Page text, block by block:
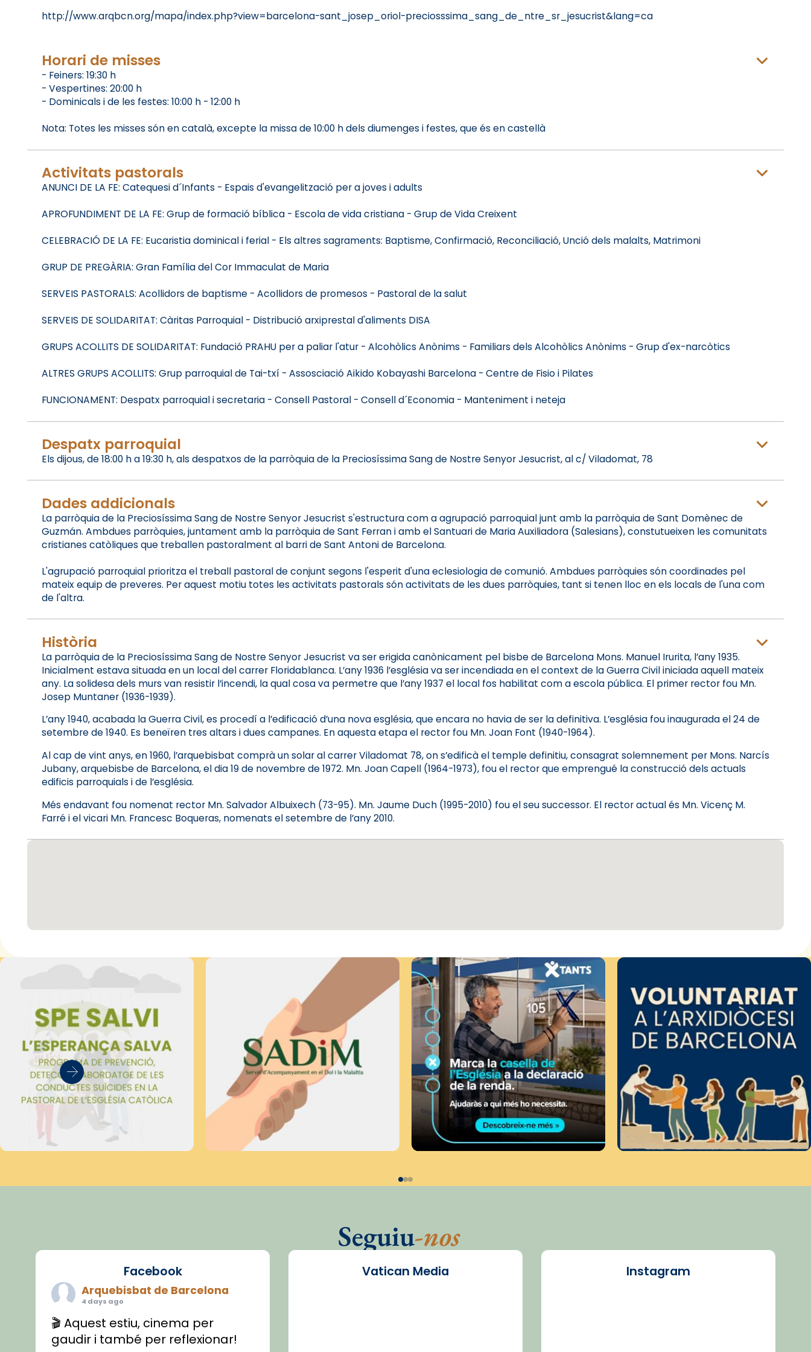
http://www.arqbcn.org/mapa/index.php?view=barcelona-sant_josep_oriol-preciosssima_sang_de_ntre_sr_jesucrist&lang=ca
Horari de misses
- Feiners: 19:30 h
- Vespertines: 20:00 h
- Dominicals i de les festes: 10:00 h - 12:00 h
Nota: Totes les misses són en català, excepte la missa de 10:00 h dels diumenges i festes, que és en castellà
Activitats pastorals
ANUNCI DE LA FE: Catequesi d´Infants - Espais d'evangelització per a joves i adults
APROFUNDIMENT DE LA FE: Grup de formació bíblica - Escola de vida cristiana - Grup de Vida Creixent
CELEBRACIÓ DE LA FE: Eucaristia dominical i ferial - Els altres sagraments: Baptisme, Confirmació, Reconciliació, Unció dels malalts, Matrimoni
GRUP DE PREGÀRIA: Gran Família del Cor Immaculat de Maria
SERVEIS PASTORALS: Acollidors de baptisme - Acollidors de promesos - Pastoral de la salut
SERVEIS DE SOLIDARITAT: Càritas Parroquial - Distribució arxiprestal d'aliments DISA
GRUPS ACOLLITS DE SOLIDARITAT: Fundació PRAHU per a paliar l'atur - Alcohòlics Anònims - Familiars dels Alcohòlics Anònims - Grup d'ex-narcòtics
ALTRES GRUPS ACOLLITS: Grup parroquial de Tai-txí - Assosciació Aikido Kobayashi Barcelona - Centre de Fisio i Pilates
FUNCIONAMENT: Despatx parroquial i secretaria - Consell Pastoral - Consell d´Economia - Manteniment i neteja
Despatx parroquial
Els dijous, de 18:00 h a 19:30 h, als despatxos de la parròquia de la Preciosíssima Sang de Nostre Senyor Jesucrist, al c/ Viladomat, 78
Dades addicionals
La parròquia de la Preciosíssima Sang de Nostre Senyor Jesucrist s'estructura com a agrupació parroquial junt amb la parròquia de Sant Domènec de
Guzmán. Ambdues parròquies, juntament amb la parròquia de Sant Ferran i amb el Santuari de Maria Auxiliadora (Salesians), constutueixen les comunitats
cristianes catòliques que treballen pastoralment al barri de Sant Antoni de Barcelona.
L'agrupació parroquial prioritza el treball pastoral de conjunt segons l'esperit d'una eclesiologia de comunió. Ambdues parròquies són coordinades pel
mateix equip de preveres. Per aquest motiu totes les activitats pastorals són activitats de les dues parròquies, tant si tenen lloc en els locals de l'una com
de l'altra.
Història
La parròquia de la Preciosíssima Sang de Nostre Senyor Jesucrist va ser erigida canònicament pel bisbe de Barcelona Mons. Manuel Irurita, l’any 1935.
Inicialment estava situada en un local del carrer Floridablanca. L’any 1936 l’església va ser incendiada en el context de la Guerra Civil iniciada aquell mateix
any. La solidesa dels murs van resistir l’incendi, la qual cosa va permetre que l’any 1937 el local fos habilitat com a escola pública. El primer rector fou Mn.
Josep Muntaner (1936-1939).
L’any 1940, acabada la Guerra Civil, es procedí a l’edificació d’una nova església, que encara no havia de ser la definitiva. L’església fou inaugurada el 24 de
setembre de 1940. Es beneïren tres altars i dues campanes. En aquesta etapa el rector fou Mn. Joan Font (1940-1964).
Al cap de vint anys, en 1960, l’arquebisbat comprà un solar al carrer Viladomat 78, on s’edificà el temple definitiu, consagrat solemnement per Mons. Narcís
Jubany, arquebisbe de Barcelona, el dia 19 de novembre de 1972. Mn. Joan Capell (1964-1973), fou el rector que emprengué la construcció dels actuals
edificis parroquials i de l’església.
Més endavant fou nomenat rector Mn. Salvador Albuixech (73-95). Mn. Jaume Duch (1995-2010) fou el seu successor. El rector actual és Mn. Vicenç M.
Farré i el vicari Mn. Francesc Boqueras, nomenats el setembre de l’any 2010.
Seguiu-nos
Facebook
Arquebisbat de Barcelona
4 days ago
🎬 Aquest estiu, cinema per
gaudir i també per reflexionar!
Vatican Media Instagram